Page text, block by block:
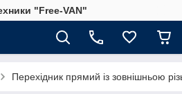
"Free-VAN"
Перехідник прямий із зовнішньою